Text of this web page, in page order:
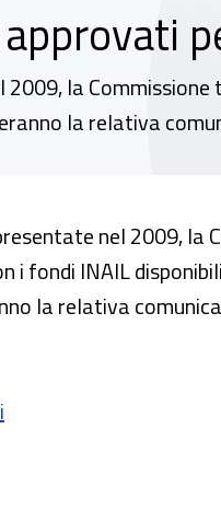
la
la relativa
nel 2009, la
i fondi INAIL
la relativa